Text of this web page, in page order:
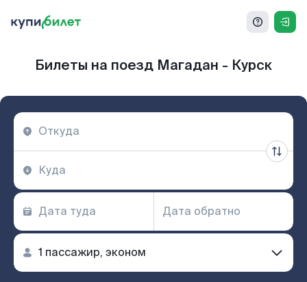
Билеты на поезд Магадан - Курск